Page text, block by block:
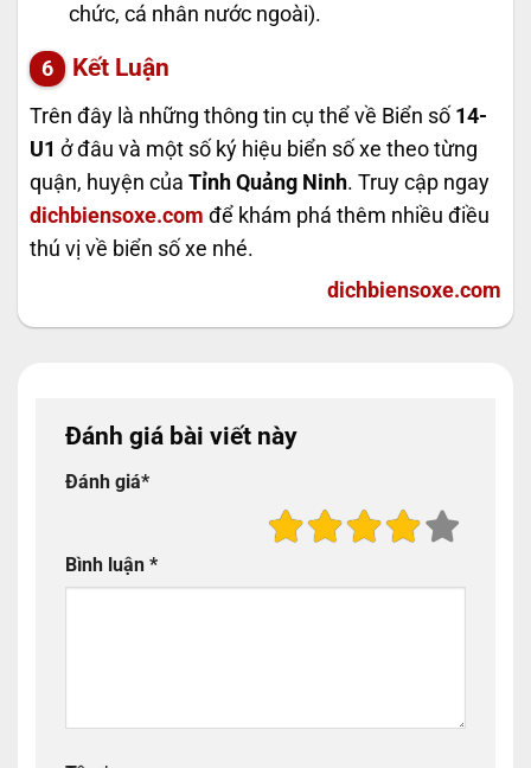
chức, cá nhân nước ngoài).
Kết Luận
Trên đây là những thông tin cụ thể về Biển số 14-
U1 ở đâu và một số ký hiệu biển số xe theo từng
quận, huyện của Tỉnh Quảng Ninh. Truy cập ngay
dichbiensoxe.com để khám phá thêm nhiều điều
thú vị về biển số xe nhé.
dichbiensoxe.com
Đánh giá bài viết này
Đánh giá*
Bình luận *